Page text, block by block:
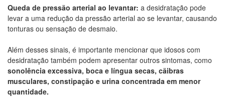
Queda de pressão arterial ao levantar: a desidratação pode
levar a uma redução da pressão arterial ao se levantar, causando
tonturas ou sensação de desmaio.
Além desses sinais, é importante mencionar que idosos com
desidratação também podem apresentar outros sintomas, como
sonolência excessiva, boca e língua secas, cãibras
musculares, constipação e urina concentrada em menor
quantidade.